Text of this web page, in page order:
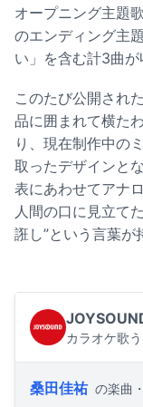
オープニング主題
のエンディング主
い」を含む計3曲が
このたび公開され
品に囲まれて横た
り、現在制作中の
取ったデザインと
表にあわせてアナ
人間の口に見立て
誑し”という言葉が
カラオケ歌
桑田佳祐 の楽曲